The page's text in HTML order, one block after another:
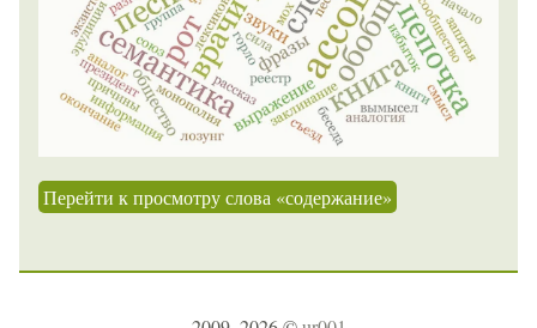
Перейти к просмотру слова «содержание»